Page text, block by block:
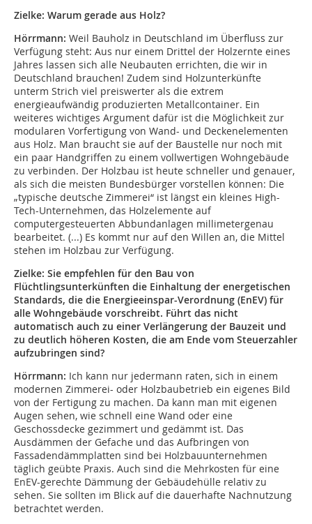
Zielke: Warum gerade aus Holz?
Hörrmann: Weil Bauholz in Deutschland im Überfluss zur
Verfügung steht: Aus nur einem Drittel der Holzernte eines
Jahres lassen sich alle Neubauten errichten, die wir in
Deutschland brauchen! Zudem sind Holzunterkünfte
unterm Strich viel preiswerter als die extrem
energieaufwändig produzierten Metallcontainer. Ein
weiteres wichtiges Argument dafür ist die Möglichkeit zur
modularen Vorfertigung von Wand- und Deckenelementen
aus Holz. Man braucht sie auf der Baustelle nur noch mit
ein paar Handgriffen zu einem vollwertigen Wohngebäude
zu verbinden. Der Holzbau ist heute schneller und genauer,
als sich die meisten Bundesbürger vorstellen können: Die
„typische deutsche Zimmerei“ ist längst ein kleines High-
Tech-Unternehmen, das Holzelemente auf
computergesteuerten Abbundanlagen millimetergenau
bearbeitet. (...) Es kommt nur auf den Willen an, die Mittel
stehen im Holzbau zur Verfügung.
Zielke: Sie empfehlen für den Bau von
Flüchtlingsunterkünften die Einhaltung der energetischen
Standards, die die Energieeinspar-Verordnung (EnEV) für
alle Wohngebäude vorschreibt. Führt das nicht
automatisch auch zu einer Verlängerung der Bauzeit und
zu deutlich höheren Kosten, die am Ende vom Steuerzahler
aufzubringen sind?
Hörrmann: Ich kann nur jedermann raten, sich in einem
modernen Zimmerei- oder Holzbaubetrieb ein eigenes Bild
von der Fertigung zu machen. Da kann man mit eigenen
Augen sehen, wie schnell eine Wand oder eine
Geschossdecke gezimmert und gedämmt ist. Das
Ausdämmen der Gefache und das Aufbringen von
Fassadendämmplatten sind bei Holzbauunternehmen
täglich geübte Praxis. Auch sind die Mehrkosten für eine
EnEV-gerechte Dämmung der Gebäudehülle relativ zu
sehen. Sie sollten im Blick auf die dauerhafte Nachnutzung
betrachtet werden.